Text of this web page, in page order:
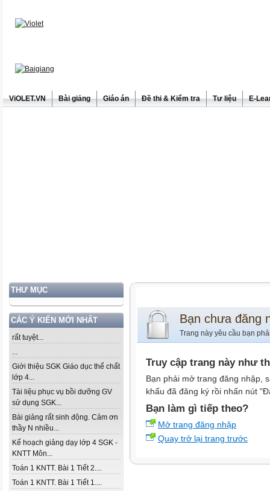
ViOLET.VN Bài giảng Giáo án Đề thi & Kiểm tra Tư liệu E-
THƯ MỤC
CÁC Ý KIẾN MỚI NHẤT
rất tuyệt...
...
Giới thiệu SGK Giáo dục thể chất
lớp 4...
Tài liệu phục vụ bồi dưỡng GV
sử dụng SGK...
Bài giảng rất sinh động. Cảm ơn
thầy N nhiều...
Kế hoạch giảng dạy lớp 4 SGK -
KNTT Môn...
Toán 1 KNTT. Bài 1 Tiết 2....
Toán 1 KNTT. Bài 1 Tiết 1....
Bạn chưa đăng
Trang này yêu cầu bạn
Truy cập trang này như
Bạn phải mở trang đăng nhập,
khẩu đã đăng ký rồi nhấn nút
Bạn làm gì tiếp theo?
Mở trang đăng nhập
Quay trở lại trang trước